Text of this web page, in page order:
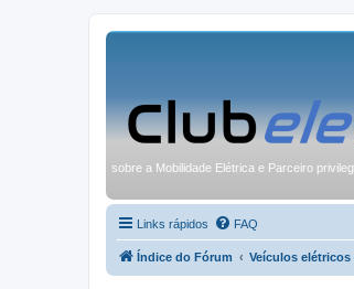
sobre a Mobilidade Elétrica e Parceiro
Links rápidos FAQ
Índice do Fórum Veículos